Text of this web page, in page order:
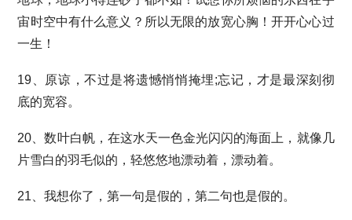
宙时空中有什么意义？所以无限的放宽心胸！开开心心过
一生！
19、原谅，不过是将遗憾悄悄掩埋;忘记，才是最深刻彻
底的宽容。
20、数叶白帆，在这水天一色金光闪闪的海面上，就像几
片雪白的羽毛似的，轻悠悠地漂动着，漂动着。
21、我想你了，第一句是假的，第二句也是假的。